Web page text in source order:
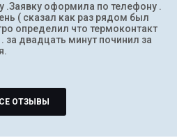
.Заявку оформила по телефону .
( сказал как раз рядом был
определил что термоконтакт
за двадцать минут починил за
ОТЗЫВЫ